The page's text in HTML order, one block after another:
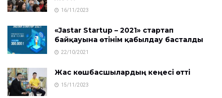
16/11/2023
«Jastar Startup – 2021» стартап
байқауына өтінім қабылдау басталды
22/10/2021
Жас көшбасшылардың кеңесі өтті
15/11/2023